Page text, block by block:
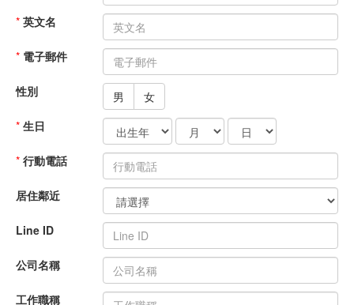
* 英文名
* 電子郵件
性別 男
女
* 生日
* 行動電話
居住鄰近
Line ID
公司名稱
工作職稱